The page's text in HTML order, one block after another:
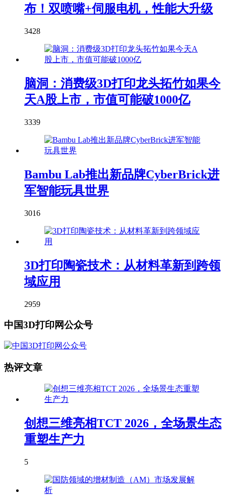
布！双喷嘴+伺服电机，性能大升级
3428
脑洞：消费级3D打印龙头拓竹如果今
天A股上市，市值可能破1000亿
3339
Bambu Lab推出新品牌CyberBrick进
军智能玩具世界
3016
3D打印陶瓷技术：从材料革新到跨领
域应用
2959
中国3D打印网公众号
热评文章
创想三维亮相TCT 2026，全场景生态
重塑生产力
5